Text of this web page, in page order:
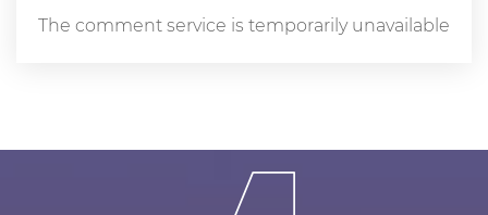
The comment service is temporarily unavailable